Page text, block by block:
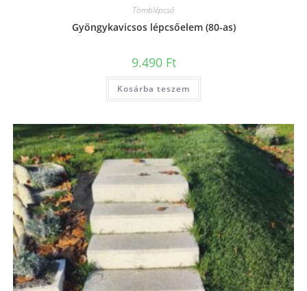
Tömblépcső
Gyöngykavicsos lépcsőelem (80-as)
9.490 Ft
Kosárba teszem